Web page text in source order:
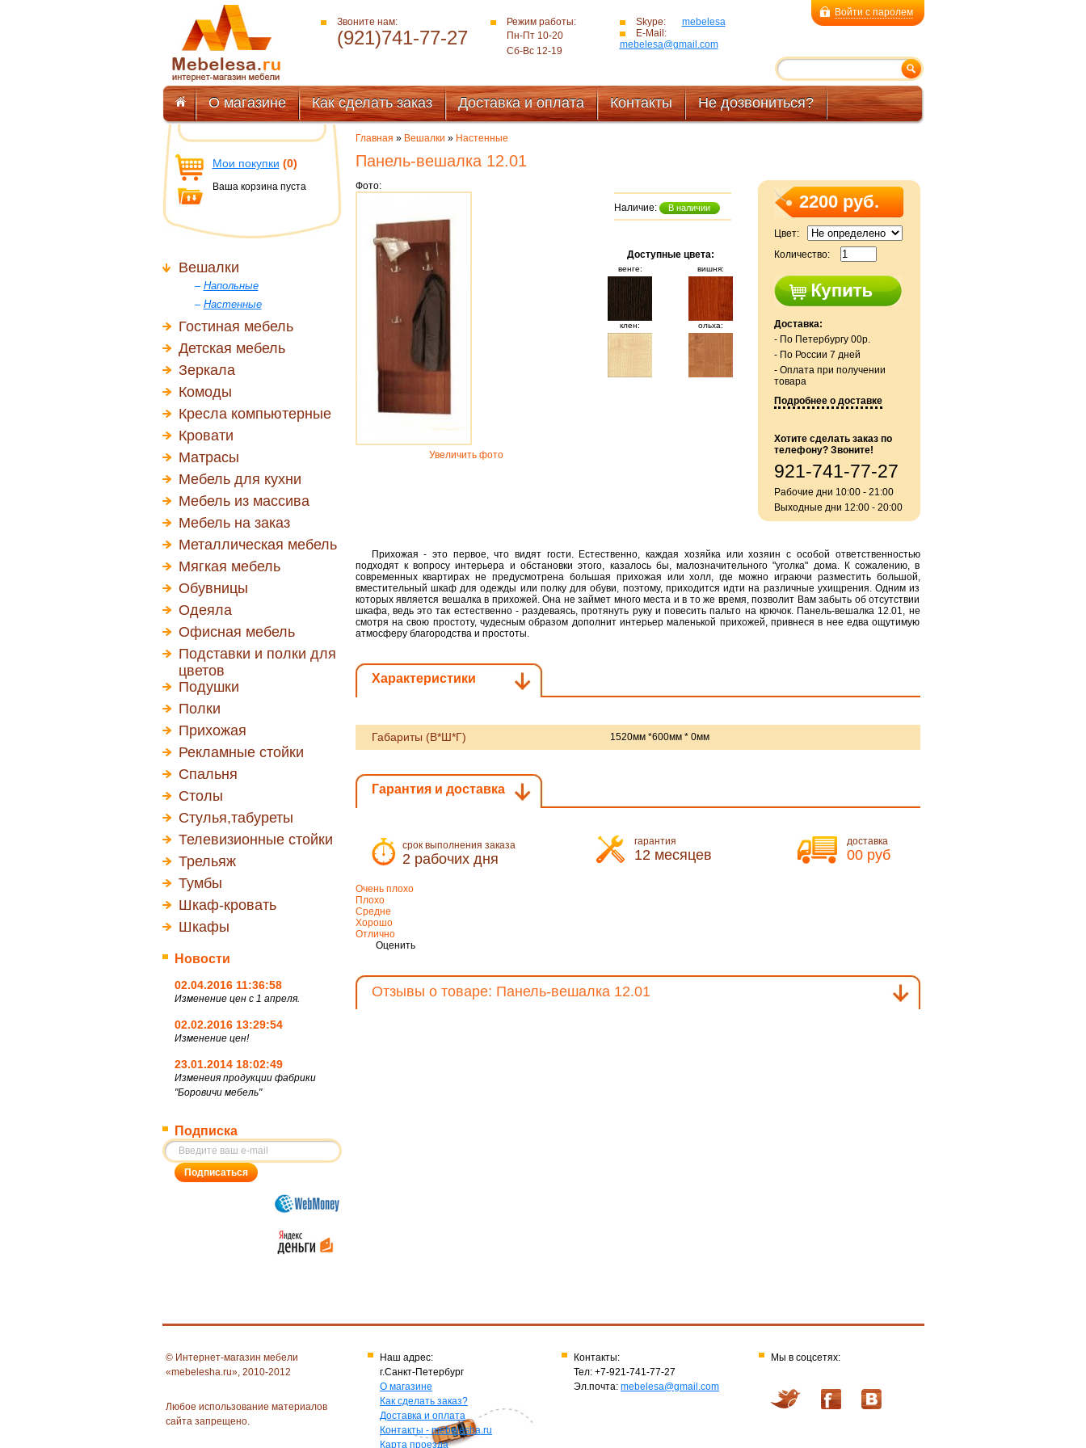
Звоните нам:
(921)741-77-27
Режим работы:
Пн-Пт 10-20
Сб-Вс 12-19
Skype:
mebelesa
E-Mail:
mebelesa@gmail.com
Войти с паролем
О магазине Как сделать заказ Доставка и оплата Контакты Не дозвониться?
Мои покупки (0)
Ваша корзина пуста
Вешалки
– Напольные
– Настенные
Гостиная мебель
Детская мебель
Зеркала
Комоды
Кресла компьютерные
Кровати
Матрасы
Мебель для кухни
Мебель из массива
Мебель на заказ
Металлическая мебель
Мягкая мебель
Обувницы
Одеяла
Офисная мебель
Подставки и полки для
цветов
Подушки
Полки
Прихожая
Рекламные стойки
Спальня
Столы
Стулья,табуреты
Телевизионные стойки
Трельяж
Тумбы
Шкаф-кровать
Шкафы
Новости
02.04.2016 11:36:58
Изменение цен с 1 апреля.
02.02.2016 13:29:54
Изменение цен!
23.01.2014 18:02:49
Изменеия продукции фабрики
"Боровичи мебель"
Подписка
Главная » Вешалки » Настенные
Панель-вешалка 12.01
Фото:
Увеличить фото
Наличие: В наличии
Доступные цвета:
венге: вишня:
клен: ольха:
2200 руб.
Цвет:
Количество:
Доставка:
- По Петербургу 00р.
- По России 7 дней
- Оплата при получении
товара
Подробнее о доставке
Хотите сделать заказ по
телефону? Звоните!
921-741-77-27
Рабочие дни 10:00 - 21:00
Выходные дни 12:00 - 20:00
Прихожая - это первое, что видят гости. Естественно, каждая хозяйка или хозяин с особой ответственностью
подходят к вопросу интерьера и обстановки этого, казалось бы, малозначительного "уголка" дома. К сожалению, в
современных квартирах не предусмотрена большая прихожая или холл, где можно играючи разместить большой,
вместительный шкаф для одежды или полку для обуви, поэтому, приходится идти на различные ухищрения. Одним из
которых является вешалка в прихожей. Она не займет много места и в то же время, позволит Вам забыть об отсутствии
шкафа, ведь это так естественно - раздеваясь, протянуть руку и повесить пальто на крючок. Панель-вешалка 12.01, не
смотря на свою простоту, чудесным образом дополнит интерьер маленькой прихожей, привнеся в нее едва ощутимую
атмосферу благородства и простоты.
Характеристики
Габариты (В*Ш*Г) 1520мм *600мм * 0мм
Гарантия и доставка
срок выполнения заказа
2 рабочих дня
гарантия
12 месяцев
доставка
00 руб
Очень плохо
Плохо
Средне
Хорошо
Отлично
Оценить
Отзывы о товаре: Панель-вешалка 12.01
© Интернет-магазин мебели
«mebelesha.ru», 2010-2012
Любое использование материалов
сайта запрещено.
Наш адрес:
г.Санкт-Петербург
О магазине
Как сделать заказ?
Доставка и оплата
Контакты - mebelesha.ru
Карта проезда
Контакты:
Тел: +7-921-741-77-27
Эл.почта: mebelesa@gmail.com
Мы в соцсетях: